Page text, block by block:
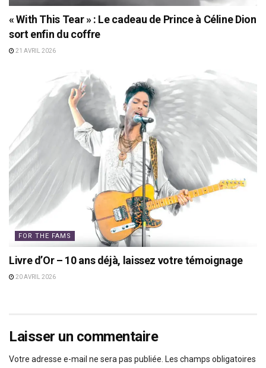
« With This Tear » : Le cadeau de Prince à Céline Dion
sort enfin du coffre
21 AVRIL 2026
FOR THE FAMS
Livre d’Or – 10 ans déjà, laissez votre témoignage
20 AVRIL 2026
Laisser un commentaire
Votre adresse e-mail ne sera pas publiée. Les champs obligatoires